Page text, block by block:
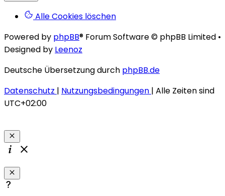
Alle Cookies löschen
Powered by phpBB® Forum Software © phpBB Limited •
Designed by Leenoz
Deutsche Übersetzung durch phpBB.de
Datenschutz | Nutzungsbedingungen | Alle Zeiten sind
UTC+02:00